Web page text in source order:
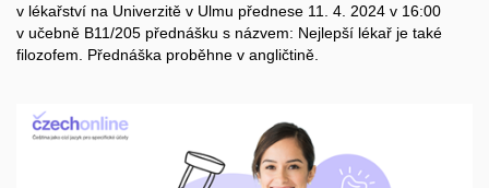
v lékařství na Univerzitě v Ulmu přednese 11. 4. 2024 v 16:00
v učebně B11/205 přednášku s názvem: Nejlepší lékař je také
filozofem. Přednáška proběhne v angličtině.